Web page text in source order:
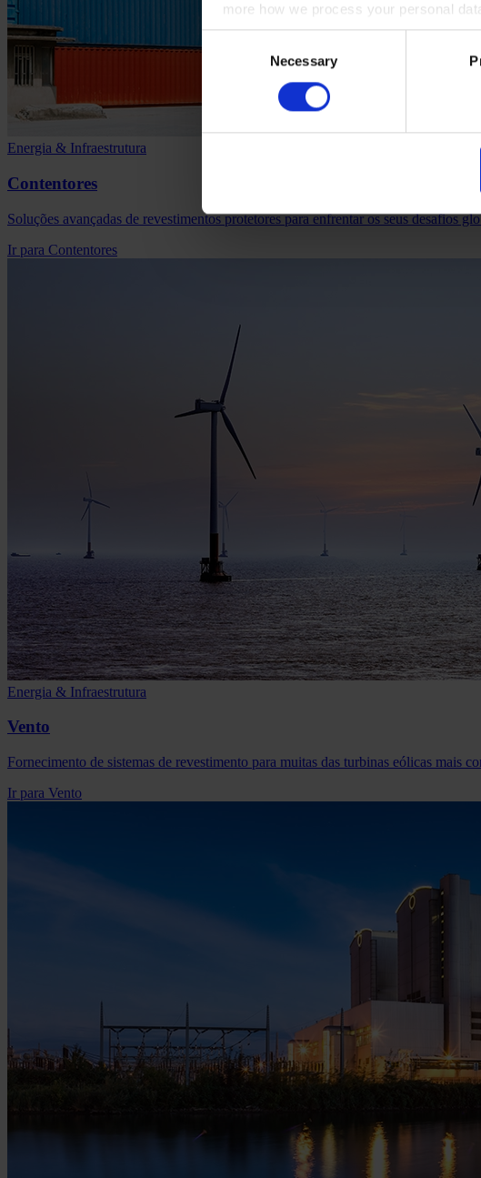
more how we process your personal
Necessary
Energia & Infraestrutura
Contentores
Soluções avançadas de revestimentos protetores para enfrentar os seus desafios
Ir para Contentores
Energia & Infraestrutura
Vento
Fornecimento de sistemas de revestimento para muitas das turbinas eólicas mais
Ir para Vento